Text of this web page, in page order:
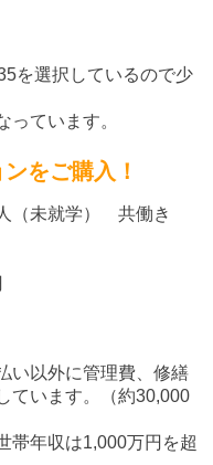
を選択しているので少
っています。
をご購入！
（未就学） 共働き
い以外に管理費、修繕
ています。（約30,000
帯年収は1,000万円を超